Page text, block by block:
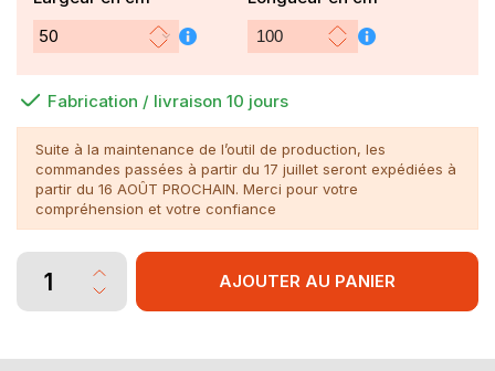
Fabrication / livraison 10 jours
Suite à la maintenance de l’outil de production, les
commandes passées à partir du 17 juillet seront expédiées à
partir du 16 AOÛT PROCHAIN. Merci pour votre
compréhension et votre confiance
AJOUTER AU PANIER